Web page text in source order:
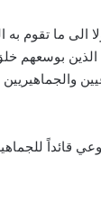
الى ما تقوم
الذين بوسعهم
قائداً